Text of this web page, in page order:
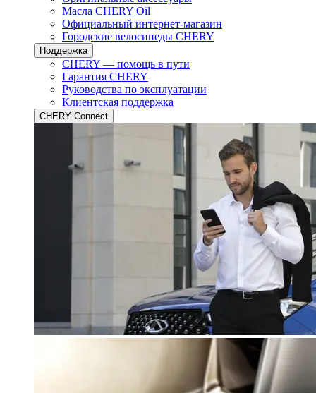
Масла CHERY Oil
Официальный интернет-магазин
Городские велосипеды CHERY
Поддержка
CHERY — помощь в пути
Гарантия CHERY
Руководства по эксплуатации
Клиентская поддержка
CHERY Connect